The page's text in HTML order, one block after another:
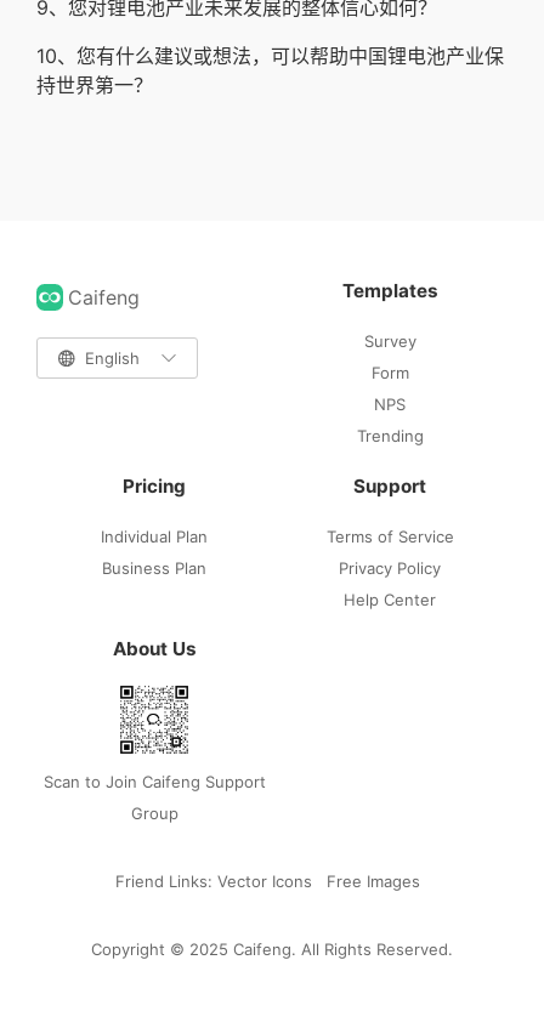
9、您对锂电池产业未来发展的整体信心如何？
10、您有什么建议或想法，可以帮助中国锂电池产业保
持世界第一？
Caifeng
 English 
Templates
Survey
Form
NPS
Trending
Pricing
Individual Plan
Business Plan
Support
Terms of Service
Privacy Policy
Help Center
About Us
Scan to Join Caifeng Support
Group
Friend Links: Vector Icons Free Images
Copyright © 2025 Caifeng. All Rights Reserved.